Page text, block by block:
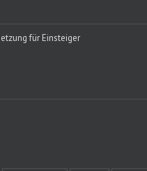
für Einsteiger